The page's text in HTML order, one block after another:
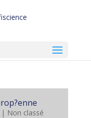
| Non classé